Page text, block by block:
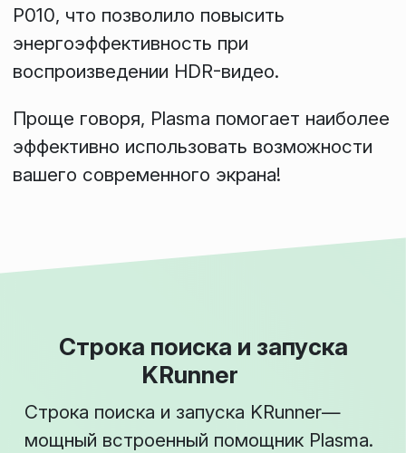
P010, что позволило повысить
энергоэффективность при
воспроизведении HDR-видео.
Проще говоря, Plasma помогает наиболее
эффективно использовать возможности
вашего современного экрана!
Строка поиска и запуска
KRunner
Строка поиска и запуска KRunner—
мощный встроенный помощник Plasma.